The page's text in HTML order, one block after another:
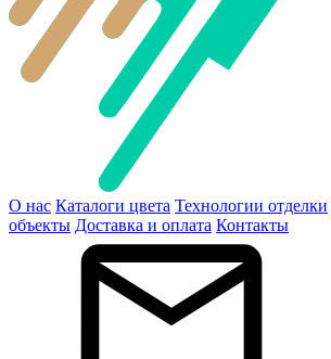
О нас Каталоги цвета Технологии отделки
объекты Доставка и оплата Контакты